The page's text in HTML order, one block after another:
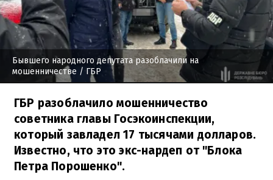
Бывшего народного депутата разоблачили на
мошенничестве / ГБР
ГБР разоблачило мошенничество
советника главы Госэкоинспекции,
который завладел 17 тысячами долларов.
Известно, что это экс-нардеп от "Блока
Петра Порошенко".